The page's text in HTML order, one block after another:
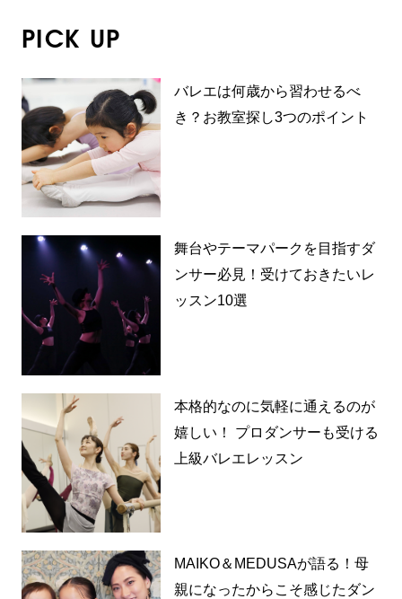
PICK UP
バレエは何歳から習わせるべ
き？お教室探し3つのポイント
舞台やテーマパークを目指すダ
ンサー必見！受けておきたいレ
ッスン10選
本格的なのに気軽に通えるのが
嬉しい！ プロダンサーも受ける
上級バレエレッスン
MAIKO＆MEDUSAが語る！母
親になったからこそ感じたダン